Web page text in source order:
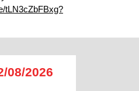
tLN3cZbFBxg?
08/2026